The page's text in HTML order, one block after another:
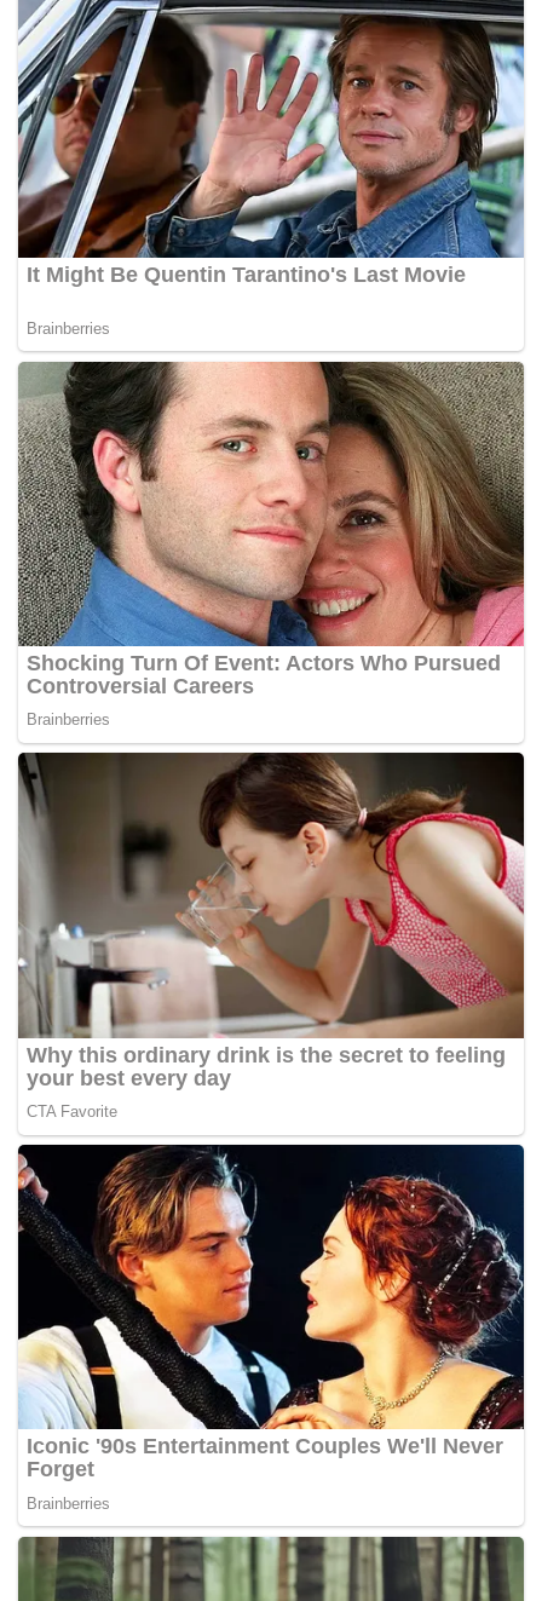
LaFerrari berharga RM6.8 juta, tidak termasuk duti dan
opsyen, ia dipacu oleh enjin 6,266 cc V12 dan mampu
membuat pecutan pada tiga saat untuk mencecah 100
meter. – BERNAMA
Tags: Farid Sulaiman NAZA Italia